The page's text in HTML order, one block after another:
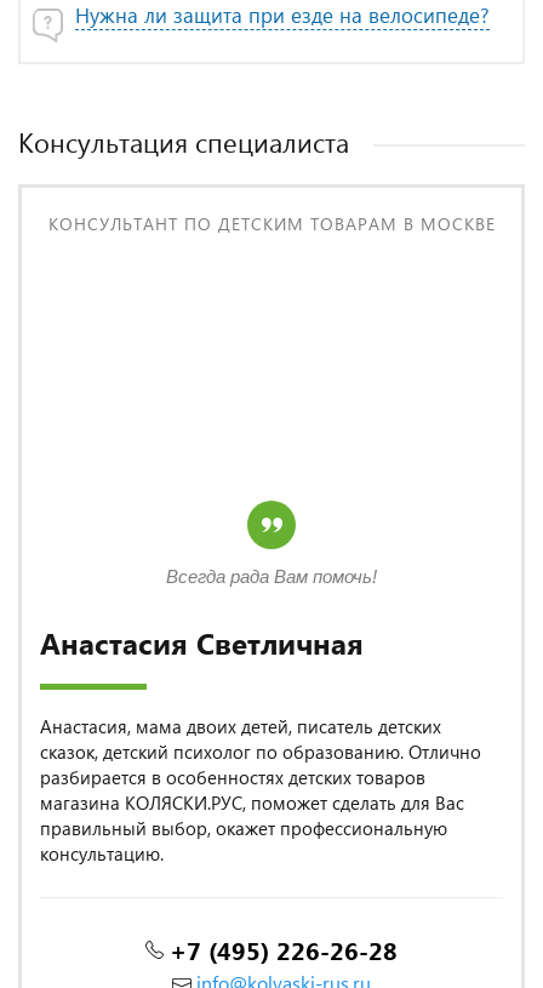
Нужна ли защита при езде на велосипеде?
Консультация специалиста
КОНСУЛЬТАНТ ПО ДЕТСКИМ ТОВАРАМ В МОСКВЕ
Анастасия Светличная
Анастасия, мама двоих детей, писатель детских
сказок, детский психолог по образованию. Отлично
разбирается в особенностях детских товаров
магазина КОЛЯСКИ.РУС, поможет сделать для Вас
правильный выбор, окажет профессиональную
консультацию.
+7 (495) 226-26-28
info@kolyaski-rus.ru
Всегда рада Вам помочь!